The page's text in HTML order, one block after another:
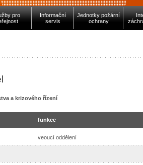
pro
Informační
servis
Jednotky požární
ochrany
a krizového řízení
funkce
veoucí oddělení